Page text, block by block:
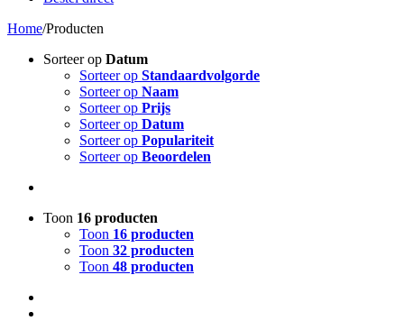
Home/Producten
Sorteer op Datum
Sorteer op Standaardvolgorde
Sorteer op Naam
Sorteer op Prijs
Sorteer op Datum
Sorteer op Populariteit
Sorteer op Beoordelen
Toon 16 producten
Toon 16 producten
Toon 32 producten
Toon 48 producten